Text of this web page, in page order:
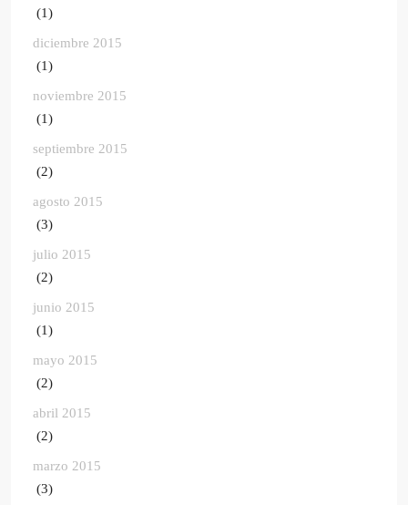
(1)
diciembre 2015
(1)
noviembre 2015
(1)
septiembre 2015
(2)
agosto 2015
(3)
julio 2015
(2)
junio 2015
(1)
mayo 2015
(2)
abril 2015
(2)
marzo 2015
(3)